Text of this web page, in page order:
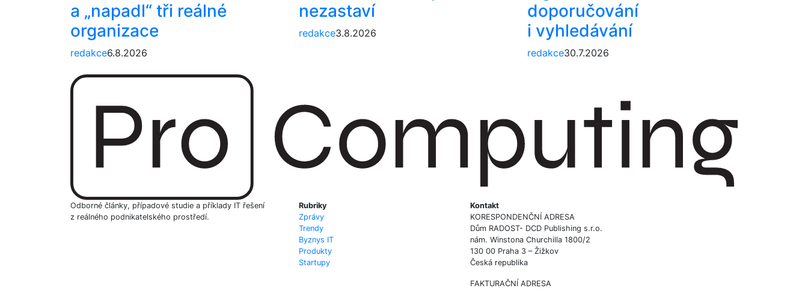
a „napadl“ tři reálné
organizace
redakce6.8.2026
nezastaví
redakce3.8.2026
doporučování
i vyhledávání
redakce30.7.2026
Odborné články, případové studie a příklady IT řešení
z reálného podnikatelského prostředí.
Rubriky
Zprávy
Trendy
Byznys IT
Produkty
Startupy
Kontakt
KORESPONDENČNÍ ADRESA
Dům RADOST- DCD Publishing s.r.o.
nám. Winstona Churchilla 1800/2
130 00 Praha 3 – Žižkov
Česká republika
FAKTURAČNÍ ADRESA